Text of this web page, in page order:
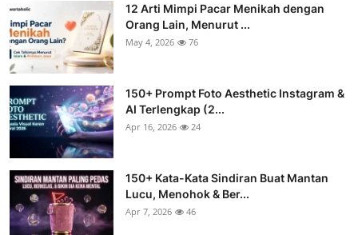
12 Arti Mimpi Pacar Menikah dengan
Orang Lain, Menurut ...
May 4, 2026 76
150+ Prompt Foto Aesthetic Instagram &
AI Terlengkap (2...
Apr 16, 2026 24
150+ Kata-Kata Sindiran Buat Mantan
Lucu, Menohok & Ber...
Apr 7, 2026 46